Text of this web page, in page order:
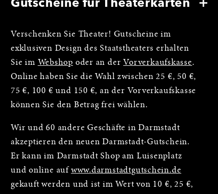
Gutscheine für Theaterkarten
Verschenken Sie Theater! Gutscheine im
exklusiven Design des Staatstheaters erhalten
Sie im Webshop oder an der Vorverkaufskasse.
Online haben Sie die Wahl zwischen 25 €, 50 €,
75 €, 100 € und 150 €, an der Vorverkaufskasse
können Sie den Betrag frei wählen.
Wir und 60 andere Geschäfte in Darmstadt
akzeptieren den neuen Darmstadt-Gutschein.
Er kann im Darmstadt Shop am Luisenplatz
und online auf www.darmstadtgutschein.de
gekauft werden und ist im Wert von 10 €, 25 €,